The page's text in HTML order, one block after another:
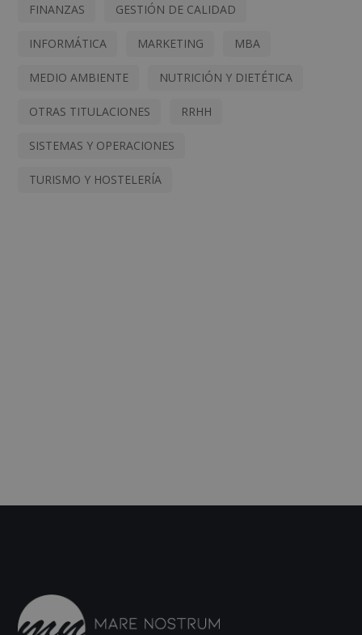
FINANZAS GESTIÓN DE CALIDAD
INFORMÁTICA MARKETING MBA
MEDIO AMBIENTE NUTRICIÓN Y DIETÉTICA
OTRAS TITULACIONES RRHH
SISTEMAS Y OPERACIONES
TURISMO Y HOSTELERÍA